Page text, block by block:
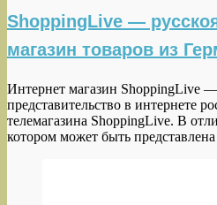
ShoppingLive —
магазин товаров из
Интернет магазин ShoppingLive
представительство в интернете
телемагазина ShoppingLive. В
котором может быть